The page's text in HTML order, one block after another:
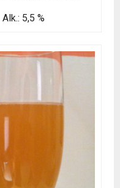
Alk.: 5,5 %